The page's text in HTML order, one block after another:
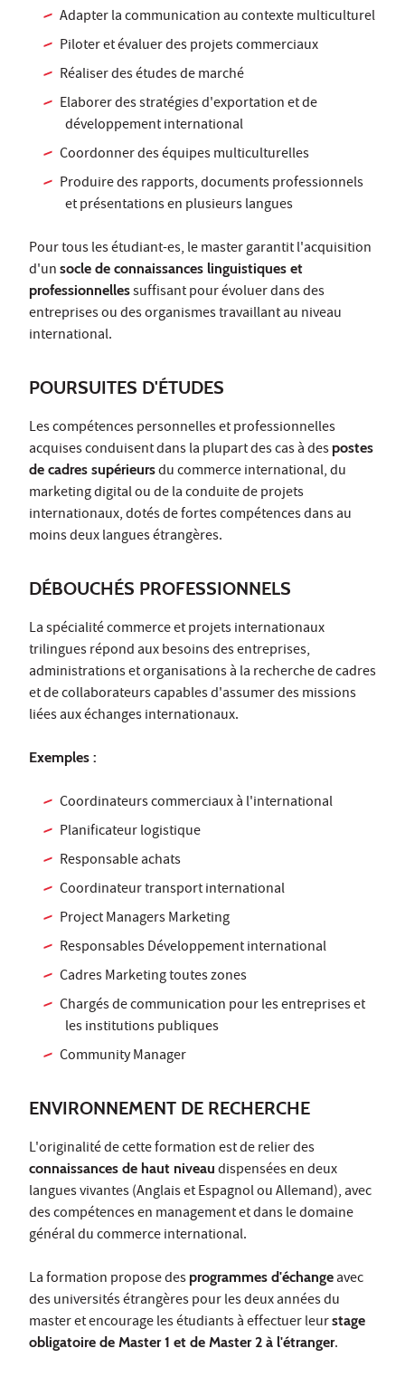
Adapter la communication au contexte multiculturel
Piloter et évaluer des projets commerciaux
Réaliser des études de marché
Elaborer des stratégies d'exportation et de
développement international
Coordonner des équipes multiculturelles
Produire des rapports, documents professionnels
et présentations en plusieurs langues
Pour tous les étudiant-es, le master garantit l'acquisition
d'un socle de connaissances linguistiques et
professionnellessuffisant pour évoluer dans des
entreprises ou des organismes travaillant au niveau
international.
POURSUITES D'ÉTUDES
Les compétences personnelles et professionnelles
acquises conduisent dans la plupart des cas à des postes
de cadres supérieursdu commerce international, du
marketing digital ou de la conduite de projets
internationaux, dotés de fortes compétences dans au
moins deux langues étrangères.
DÉBOUCHÉS PROFESSIONNELS
La spécialité commerce et projets internationaux
trilingues répond aux besoins des entreprises,
administrations et organisations à la recherche de cadres
et de collaborateurs capables d'assumer des missions
liées aux échanges internationaux.
Exemples :
Coordinateurs commerciaux à l'international
Planificateur logistique
Responsable achats
Coordinateur transport international
Project Managers Marketing
Responsables Développement international
Cadres Marketing toutes zones
Chargés de communication pour les entreprises et
les institutions publiques
Community Manager
ENVIRONNEMENT DE RECHERCHE
L'originalité de cette formation est de relier des
connaissances de haut niveau dispensées en deux
langues vivantes (Anglais et Espagnol ou Allemand), avec
des compétences en management et dans le domaine
général du commerce international.
La formation propose des programmes d'échangeavec
des universités étrangères pour les deux années du
master et encourage les étudiants à effectuer leurstage
obligatoire de Master 1 et de Master 2 à l'étranger.